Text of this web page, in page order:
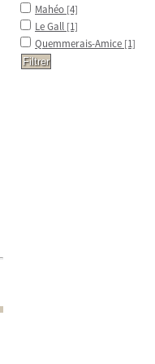
Mahéo [4]
Le Gall [1]
Quemmerais-Amice [1]